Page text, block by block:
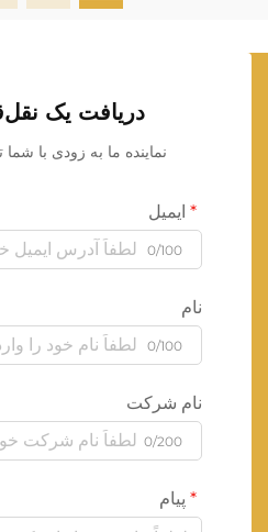
دریافت یک
نماینده ما به زودی با
ایمیل
0/100
نام
0/100
نام شرکت
0/200
پیام